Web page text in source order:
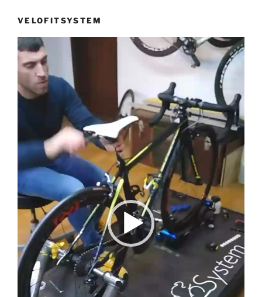
VELOFITSYSTEM
Reprodutor
de
vídeo